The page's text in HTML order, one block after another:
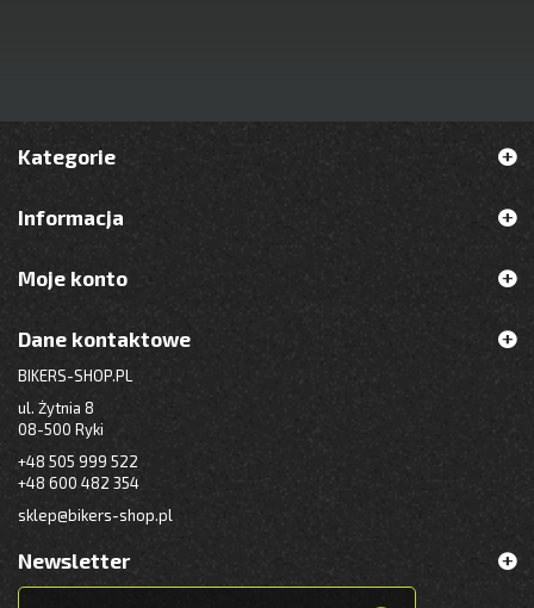
Kategorie
Informacja
Moje konto
Dane kontaktowe
BIKERS-SHOP.PL
ul. Żytnia 8
08-500 Ryki
+48 505 999 522
+48 600 482 354
sklep@bikers-shop.pl
Newsletter